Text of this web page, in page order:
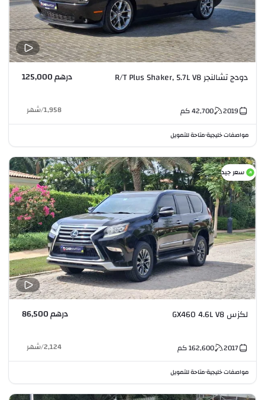
دودج تشالنجر R/T Plus Shaker, 5.7L V8 درهم 125,000
2019
42,700كم 1,958
/شهر
مواصفات خليجية•متاحة للتمويل
سعر جيد
لكزس GX460 4.6L V8 درهم 86,500
2017
162,600كم 2,124
/شهر
مواصفات خليجية•متاحة للتمويل